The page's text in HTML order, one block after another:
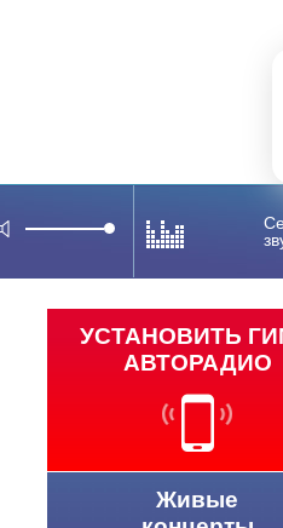
УСТАНОВИТЬ
АВТОРАДИО
Живые